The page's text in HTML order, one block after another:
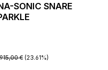
SONIC SNARE
Regulärer Preis:
€ (23.61%)